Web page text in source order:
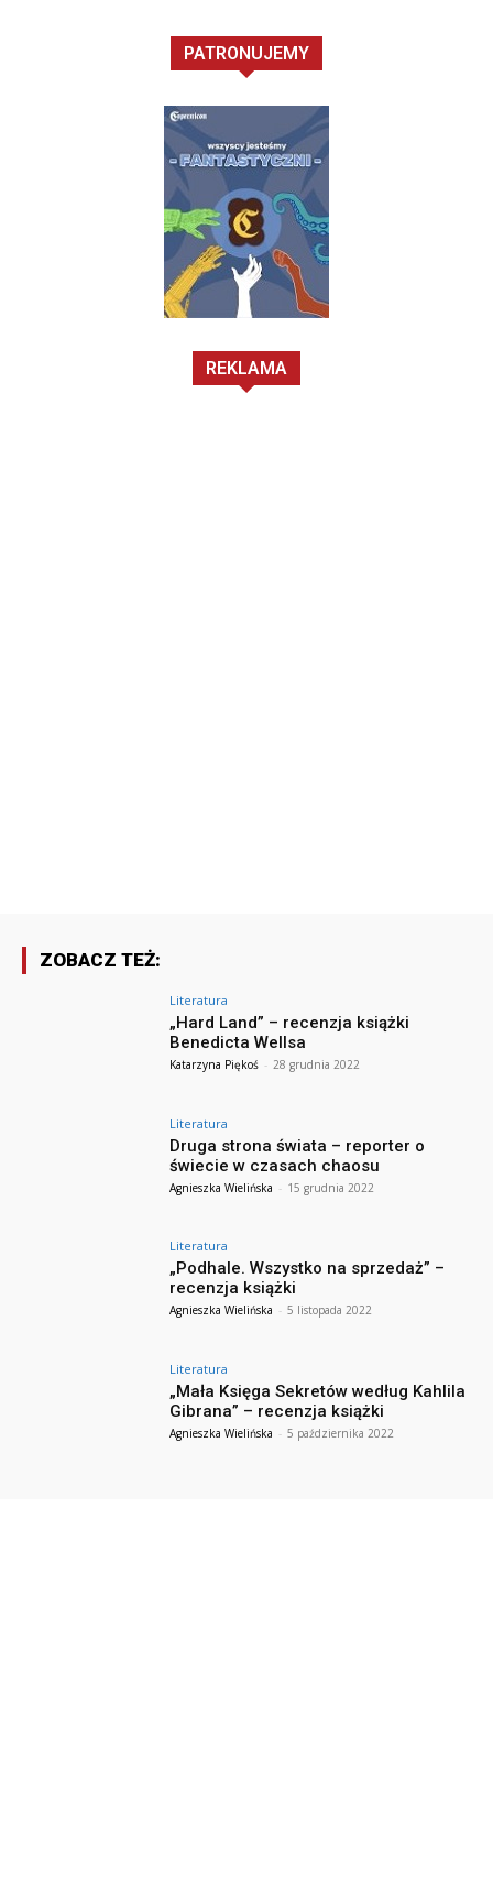
PATRONUJEMY
REKLAMA
ZOBACZ TEŻ:
Literatura
„Hard Land” – recenzja książki
Benedicta Wellsa
Katarzyna Piękoś - 28 grudnia 2022
Literatura
Druga strona świata – reporter o
świecie w czasach chaosu
Agnieszka Wielińska - 15 grudnia 2022
Literatura
„Podhale. Wszystko na sprzedaż” –
recenzja książki
Agnieszka Wielińska - 5 listopada 2022
Literatura
„Mała Księga Sekretów według Kahlila
Gibrana” – recenzja książki
Agnieszka Wielińska - 5 października 2022